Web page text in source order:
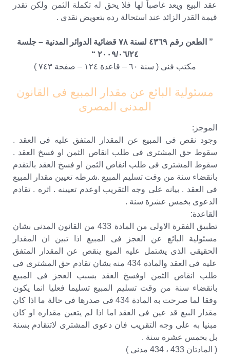
عقد البيع ويعد غاصباً لها فلا يحق له تكملة الثمن ولكن تقدر
قيمة القدر الزائد عند استحالة رده بتعويض نقدى .
” الطعن رقم ٤٣٦٩ لسنة ٧٨ قضائية الدوائر المدنية – جلسة
٢٠٠٩/٠٦/٢٤ “
مكتب فنى ( سنة ٦٠ – قاعدة ١٢٤ – صفحة ٧٤٣ )
مسئولية البائع عن مقدار المبيع فى القانون
المدنى المصرى
الموجز:
وجود نقص فى المبيع عن المقدار المتفق عليه فى العقد .
سقوط حق المشترى فى طلب انقاص الثمن او فسخ العقد .
سقوط المشترى فى طلب انقاص الثمن او فسخ العقد بالتقدم
بانقضاء سنة من وقت تسليم المبيع .شرطه تعيين مقدار المبيع
فى العقد . بيانه على وجه التقريب اوعدم تعيينه . اثره . تقادم
الدعوى بخمس عشرة سنة .
القاعدة:
تطبيق الفقرة الاولى من المادة 433 من القانون المدنى بشان
مسئولية البائع عن العجز فى المبيع اذا تبين ان المقدار
الحقيقى الذى يشتمل عليه الميع ينقص عن المقدار المتفق
عليه فى العقد والمادة 434 منه بشان تقادم حق المشترى فى
طلب انقاص الثمن اوفسخ العقد بسبب العجز فى المبيع
بانقضاء سنة من وقت تسليم المبيع تسليما فعليا انما يكون
وفقا لما صرحت به المادة 434 فى صدرها فى حالة ما اذا كان
مقدار البيع قد عين فى العقد اما اذا لم يتعين مقداره او كان
مبنيا به على وجه التقريب فان دعوى المشترى لاتتقادم بسنة
بل بخمس عشرة سنة .
( المادتان 433 ، 434 مدنى )